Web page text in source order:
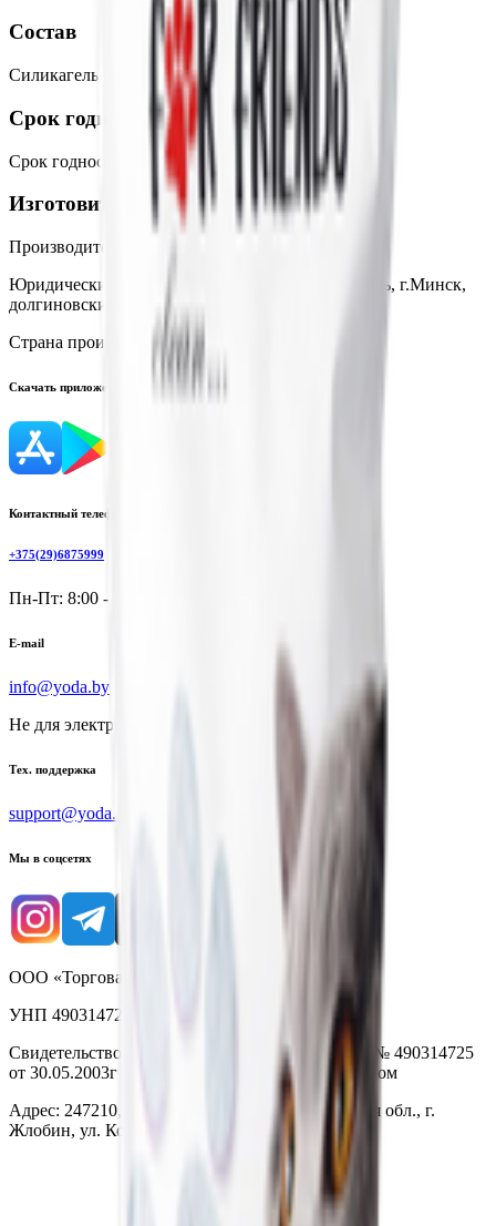
Состав
Силикагель в форме кристаллов.
Срок годности
Срок годности Не ограничен
Изготовитель
Производитель:
Юридический адрес:
220053, Руспублика Беларусь, г.Минск,
долгиновский тракт, д.39, каб 436
Страна производства: Республика Беларусь
Скачать приложение
Контактный телефон
+375(29)6875999
Пн-Пт: 8:00 - 17:00
E-mail
info@yoda.by
Не для электронных обращений
Тех. поддержка
support@yoda.by
Мы в соцсетях
ООО «Торговая сеть «Продмир»
УНП 490314725
Свидетельство о государственной регистрации № 490314725
от 30.05.2003г выдано Гомельским облисполкомом
Адрес: 247210, Республика Беларусь, Гомельская обл., г.
Жлобин, ул. Козлова 2-А